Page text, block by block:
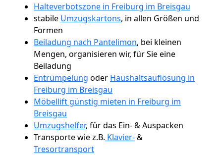
Halteverbotszone in Freiburg im Breisgau
stabile Umzugskartons, in allen Größen und
Formen
Beiladung nach Pantelimon, bei kleinen
Mengen, organisieren wir, für Sie eine
Beiladung
Entrümpelung oder Haushaltsauflösung in
Freiburg im Breisgau
Möbellift günstig mieten in Freiburg im
Breisgau
Umzugshelfer, für das Ein- & Auspacken
Transporte wie z.B. Klavier-&
Tresortransport